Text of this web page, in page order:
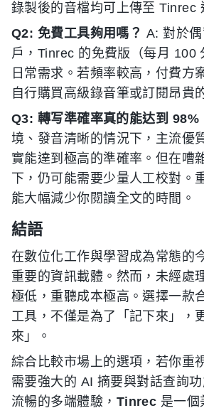
錄製後的音檔均可上傳至 Tinrec
Q2: 免費工具夠用嗎？ A: 對於
戶，Tinrec 的免費版（每月 100
日常需求。若頻率較高，付費方
自行購買高級錄音筆或訂閱昂貴
Q3: 轉写準確率真的能达到 98%
境、發音清晰的情況下，主流優
實能達到極高的準確率。但在嘈
下，仍可能需要少量人工校對。
能大幅減少你閱讀全文的時間。
結語
在數位化工作與學習成為常態的
重要的資訊載體。然而，未經處
極低，重聽成本極高。選擇一款
工具，不僅是為了「記下來」，
來」。
綜合比較市場上的選項，若你重
需要強大的 AI 摘要與對話查詢
流暢的多端體驗， Tinrec 是一個